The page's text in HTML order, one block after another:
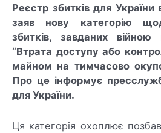
Реєстр збитків для України
заяв нову категорію
збитків, завданих
“Втрата доступу або
майном на тимчасово
Про це інформує
для України.
Ця категорія охоплює